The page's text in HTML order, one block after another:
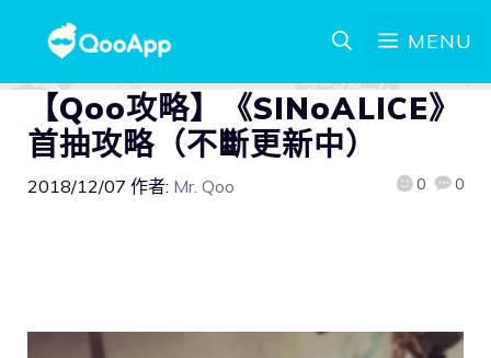
MENU
【Qoo攻略】《SINoALICE》
首抽攻略（不斷更新中）
2018/12/07 作者: Mr. Qoo 0 0